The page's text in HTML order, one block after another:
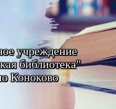
учреждение
библиотека"
Коноково